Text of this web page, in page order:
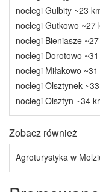
noclegi Gulbity ~23
noclegi Gutkowo ~27
noclegi Bieniasze
noclegi Dorotowo
noclegi Miłakowo
noclegi Olsztynek
noclegi Olsztyn ~34
Zobacz również
Agroturystyka w